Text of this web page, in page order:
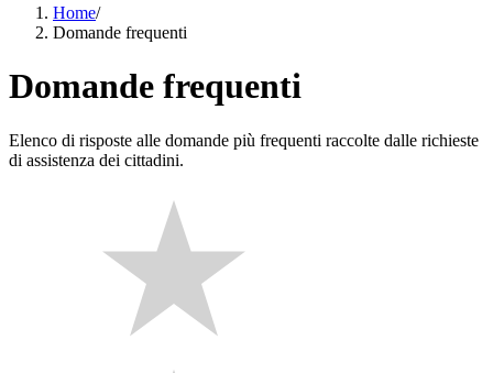
Home/
Domande frequenti
Domande frequenti
Elenco di risposte alle domande più frequenti raccolte dalle richieste
di assistenza dei cittadini.